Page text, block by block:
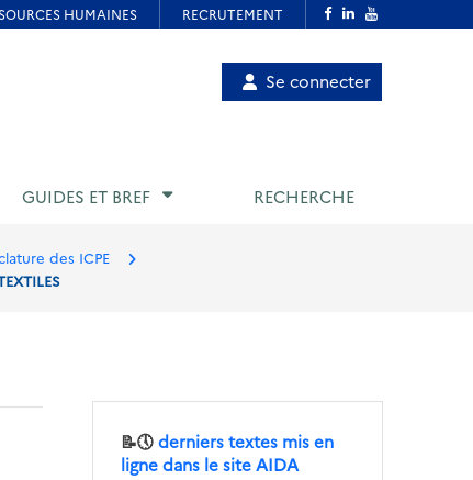
Menu
utilisateur
Se connecter
GUIDES ET BREF RECHERCHE
des ICPE
📝🕔derniers textes mis en
ligne dans le site AIDA